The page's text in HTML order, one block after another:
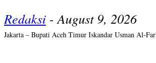
Redaksi - August 9, 2026
Jakarta – Bupati Aceh Timur Iskandar Usman Al-